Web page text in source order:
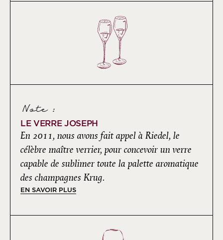
Note :
LE VERRE JOSEPH
En 2011, nous avons fait appel à Riedel, le
célèbre maître verrier, pour concevoir un verre
capable de sublimer toute la palette aromatique
des champagnes Krug.
EN SAVOIR PLUS